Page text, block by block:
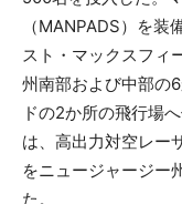
（MANPADS）を
スト・マックスフィ
州南部および中部の
ドの2か所の飛行場
は、高出力対空レー
をニュージャージー
た。